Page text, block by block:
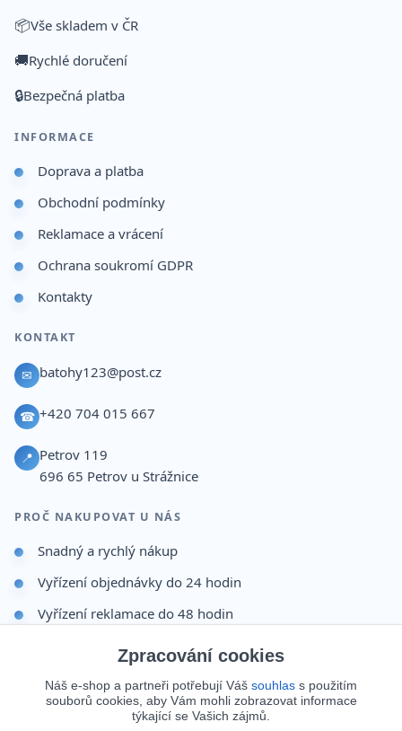
📦Vše skladem v ČR
🚚Rychlé doručení
🔒Bezpečná platba
INFORMACE
Doprava a platba
Obchodní podmínky
Reklamace a vrácení
Ochrana soukromí GDPR
Kontakty
KONTAKT
✉ batohy123@post.cz
☎ +420 704 015 667
📍 Petrov 119
696 65 Petrov u Strážnice
PROČ NAKUPOVAT U NÁS
Snadný a rychlý nákup
Vyřízení objednávky do 24 hodin
Vyřízení reklamace do 48 hodin
Dárek po dokončení objednávky
Doprava 65 Kč nad 499 Kč
Zpracování cookies
Náš e-shop a partneři potřebují Váš souhlas s použitím
souborů cookies, aby Vám mohli zobrazovat informace
týkající se Vašich zájmů.